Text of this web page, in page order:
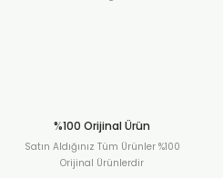
%100 Orijinal Ürün
Satın Aldığınız Tüm Ürünler %100
Orijinal Ürünlerdir